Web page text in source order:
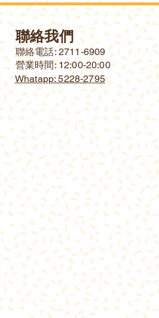
聯絡我們
​聯絡電話: 2711-6909
營業時間: 12:00-20:00
Whatapp: 5228-2795